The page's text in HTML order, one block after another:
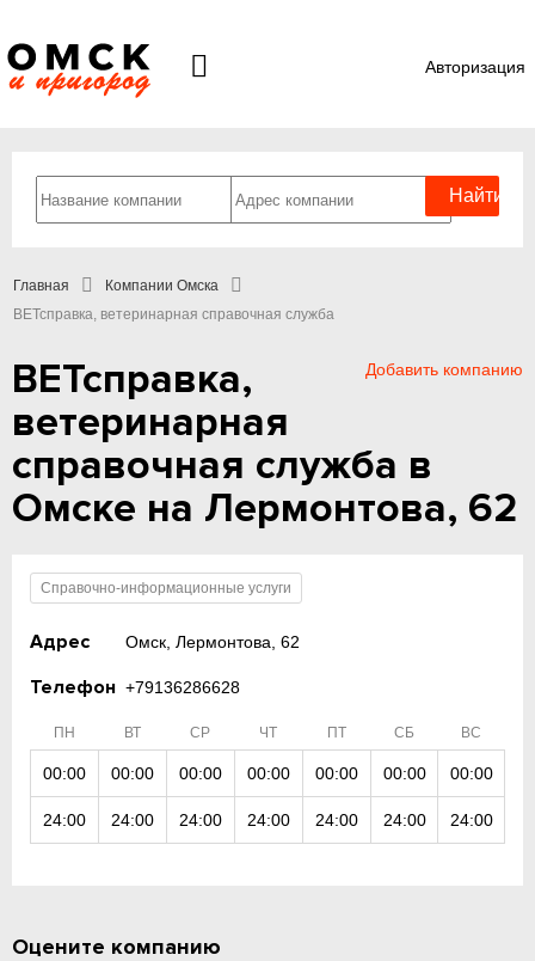
Авторизация
Главная
Компании Омска
ВЕТсправка, ветеринарная справочная служба
Добавить компанию
ВЕТсправка,
ветеринарная
справочная служба в
Омске на Лермонтова, 62
Справочно-информационные услуги
Адрес Омск, Лермонтова, 62
Телефон +79136286628
ПН ВТ СР ЧТ ПТ СБ ВС
00:00 00:00 00:00 00:00 00:00 00:00 00:00
24:00 24:00 24:00 24:00 24:00 24:00 24:00
Оцените компанию